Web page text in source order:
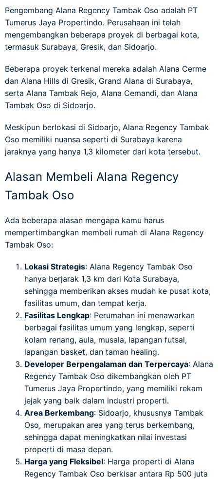
Pengembang Alana Regency Tambak Oso adalah PT
Tumerus Jaya Propertindo. Perusahaan ini telah
mengembangkan beberapa proyek di berbagai kota,
termasuk Surabaya, Gresik, dan Sidoarjo.
Beberapa proyek terkenal mereka adalah Alana Cerme
dan Alana Hills di Gresik, Grand Alana di Surabaya,
serta Alana Tambak Rejo, Alana Cemandi, dan Alana
Tambak Oso di Sidoarjo.
Meskipun berlokasi di Sidoarjo, Alana Regency Tambak
Oso memiliki nuansa seperti di Surabaya karena
jaraknya yang hanya 1,3 kilometer dari kota tersebut.
Alasan Membeli Alana Regency
Tambak Oso
Ada beberapa alasan mengapa kamu harus
mempertimbangkan membeli rumah di Alana Regency
Tambak Oso:
Lokasi Strategis: Alana Regency Tambak Oso
hanya berjarak 1,3 km dari Kota Surabaya,
sehingga memberikan akses mudah ke pusat kota,
fasilitas umum, dan tempat kerja.
Fasilitas Lengkap: Perumahan ini menawarkan
berbagai fasilitas umum yang lengkap, seperti
kolam renang, aula, musala, lapangan futsal,
lapangan basket, dan taman healing.
Developer Berpengalaman dan Terpercaya: Alana
Regency Tambak Oso dikembangkan oleh PT
Tumerus Jaya Propertindo, yang memiliki rekam
jejak yang baik dalam industri properti.
Area Berkembang: Sidoarjo, khususnya Tambak
Oso, merupakan area yang terus berkembang,
sehingga dapat meningkatkan nilai investasi
properti di masa depan.
Harga yang Fleksibel: Harga properti di Alana
Regency Tambak Oso berkisar antara Rp 500 juta